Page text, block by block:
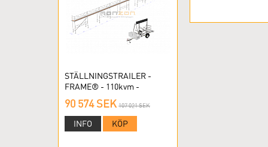
STÄLLNINGSTRAILER -
FRAME® - 110kvm -
RAMSTÄLLNING
90 574 SEK 107 021 SEK
INFO KÖP